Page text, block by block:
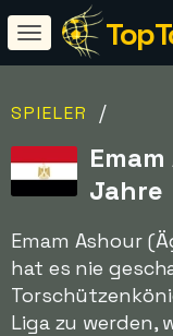
SPIELER /
Jahre
Emam Ashour
hat es nie
Liga zu werden,